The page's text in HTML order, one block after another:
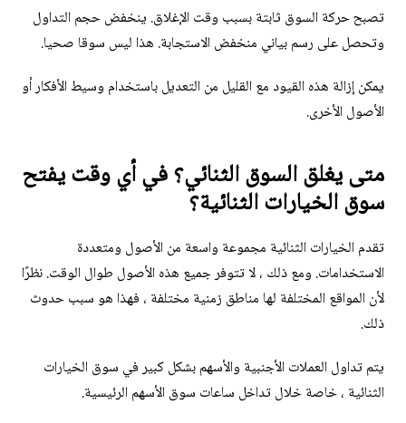
تصبح حركة السوق ثابتة بسبب وقت الإغلاق. ينخفض ​​حجم التداول
وتحصل على رسم بياني منخفض الاستجابة. هذا ليس سوقا صحيا.
يمكن إزالة هذه القيود مع القليل من التعديل باستخدام وسيط الأفكار أو
الأصول الأخرى.
متى يغلق السوق الثنائي؟ في أي وقت يفتح
سوق الخيارات الثنائية؟
تقدم الخيارات الثنائية مجموعة واسعة من الأصول ومتعددة
الاستخدامات. ومع ذلك ، لا تتوفر جميع هذه الأصول طوال الوقت. نظرًا
لأن المواقع المختلفة لها مناطق زمنية مختلفة ، فهذا هو سبب حدوث
ذلك.
يتم تداول العملات الأجنبية والأسهم بشكل كبير في سوق الخيارات
الثنائية ، خاصة خلال تداخل ساعات سوق الأسهم الرئيسية.